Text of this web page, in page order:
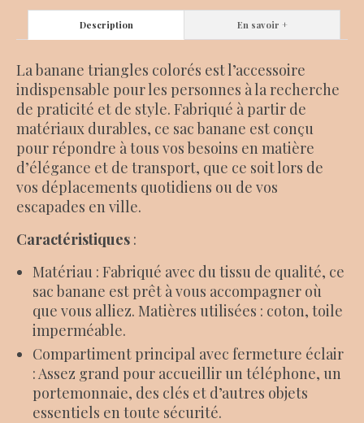
Description En savoir +
La banane triangles colorés est l’accessoire
indispensable pour les personnes à la recherche
de praticité et de style. Fabriqué à partir de
matériaux durables, ce sac banane est conçu
pour répondre à tous vos besoins en matière
d’élégance et de transport, que ce soit lors de
vos déplacements quotidiens ou de vos
escapades en ville.
Caractéristiques :
Matériau : Fabriqué avec du tissu de qualité, ce
sac banane est prêt à vous accompagner où
que vous alliez. Matières utilisées : coton, toile
imperméable.
Compartiment principal avec fermeture éclair
: Assez grand pour accueillir un téléphone, un
portemonnaie, des clés et d’autres objets
essentiels en toute sécurité.